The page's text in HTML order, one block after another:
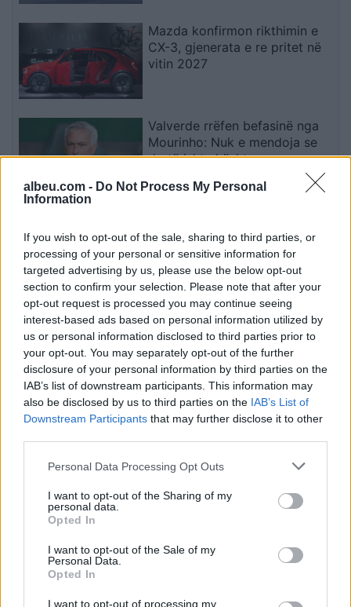
albeu.com - Do Not Process My Personal
Information
If you wish to opt-out of the sale, sharing to third parties, or
processing of your personal or sensitive information for
targeted advertising by us, please use the below opt-out
section to confirm your selection. Please note that after your
opt-out request is processed you may continue seeing
interest-based ads based on personal information utilized by
us or personal information disclosed to third parties prior to
your opt-out. You may separately opt-out of the further
disclosure of your personal information by third parties on the
IAB’s list of downstream participants. This information may
also be disclosed by us to third parties on the IAB’s List of
Downstream Participants that may further disclose it to other
Personal Data Processing Opt Outs
I want to opt-out of the Sharing of my
personal data.
Opted In
I want to opt-out of the Sale of my
Personal Data.
Opted In
I want to opt-out of processing my
Mazda konfirmon rikthimin e
CX-3, gjenerata e re pritet në
vitin 2027
Valverde rrëfen befasinë nga
Mourinho: Nuk e mendoja se
do të ishte kështu
ndezi zjarr për të djegur barin
dhe flakët u përhapën drejt
malit
Esim for Global|Esim for Europe|
Esim for Caribbean